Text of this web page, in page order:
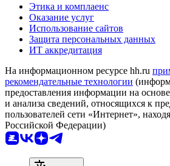
Этика и комплаенс
Оказание услуг
Использование сайтов
Защита персональных данных
ИТ аккредитация
На информационном ресурсе hh.ru
рекомендательные технологии
предоставления информации на
и анализа сведений, относящихся к
пользователей сети «Интернет»,
Российской Федерации)